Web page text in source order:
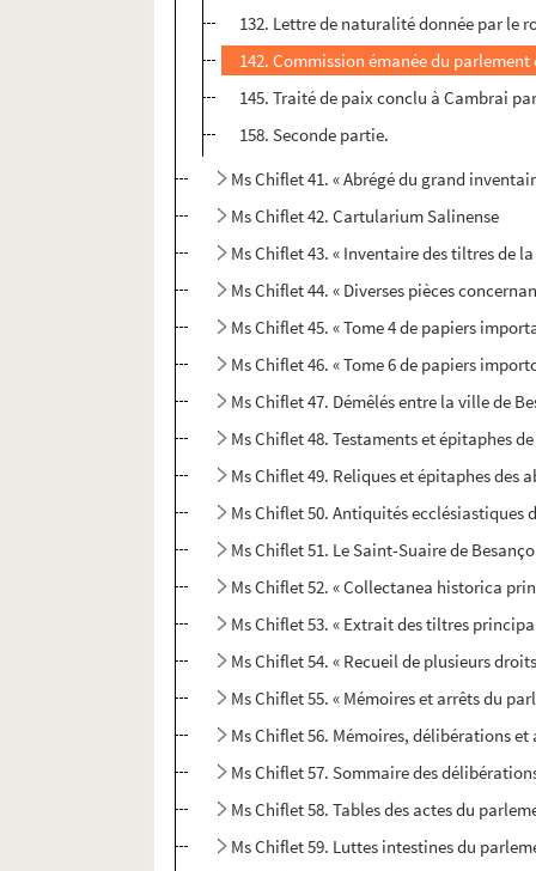
132. Lettre de naturalité donnée par le
142. Commission émanée du
145. Traité de paix conclu à Cambrai
158. Seconde partie.
Ms Chiflet 41. « Abrégé du grand
Ms Chiflet 42. Cartularium Salinense
Ms Chiflet 43. « Inventaire des tiltres de
Ms Chiflet 44. « Diverses pièces
Ms Chiflet 45. « Tome 4 de papiers
Ms Chiflet 46. « Tome 6 de papiers
Ms Chiflet 47. Démêlés entre la ville de
Ms Chiflet 48. Testaments et épitaphes
Ms Chiflet 49. Reliques et épitaphes des
Ms Chiflet 50. Antiquités ecclésiastiques
Ms Chiflet 51. Le Saint-Suaire de
Ms Chiflet 52. « Collectanea historica
Ms Chiflet 53. « Extrait des tiltres
Ms Chiflet 54. « Recueil de plusieurs
Ms Chiflet 55. « Mémoires et arrêts du
Ms Chiflet 56. Mémoires, délibérations
Ms Chiflet 57. Sommaire des
Ms Chiflet 58. Tables des actes du
Ms Chiflet 59. Luttes intestines du